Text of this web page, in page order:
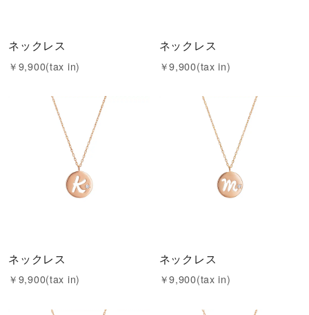
ネックレス
￥9,900(tax in)
ネックレス
￥9,900(tax in)
ネックレス
￥9,900(tax in)
ネックレス
￥9,900(tax in)